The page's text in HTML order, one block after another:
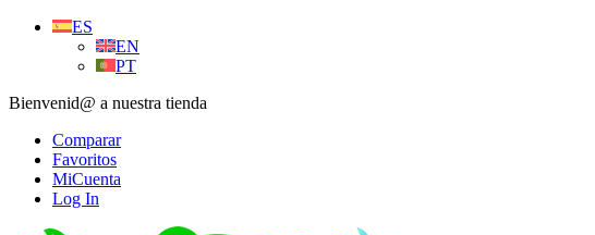
ES
EN
PT
Bienvenid@ a nuestra tienda
Comparar
Favoritos
MiCuenta
Log In